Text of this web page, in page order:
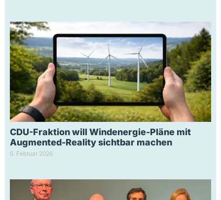
CDU-Fraktion will Windenergie-Pläne mit
Augmented-Reality sichtbar machen
5. Februar 2026